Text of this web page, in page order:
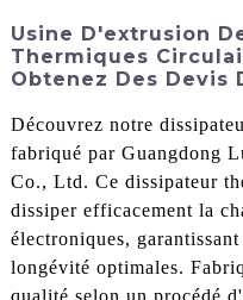
Usine D'extrusion
Thermiques
Obtenez Des Devis
Découvrez notre
fabriqué par Guangdong
Co., Ltd. Ce dissipateur
dissiper efficacement la
électroniques,
longévité optimales.
qualité selon un procédé